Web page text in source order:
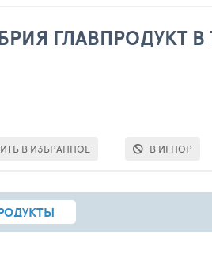
ГЛАВПРОДУКТ
В ИЗБРАННОЕ В ИГНОР